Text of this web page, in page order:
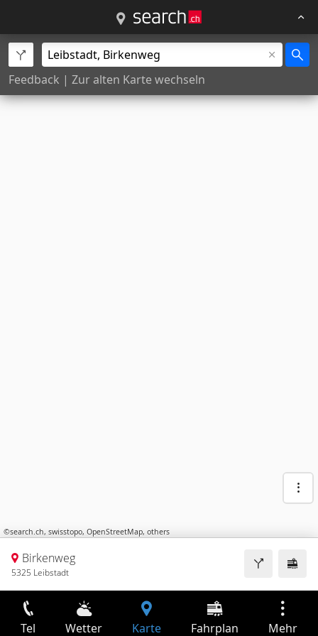
Feedback | Zur alten Karte wechseln
©search.ch, swisstopo, OpenStreetMap, others
Birkenweg
5325 Leibstadt
Tel Wetter Karte Fahrplan Mehr